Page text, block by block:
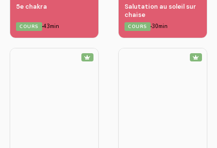
5e chakra
COURS 43min
Salutation au soleil sur
chaise
COURS 30min